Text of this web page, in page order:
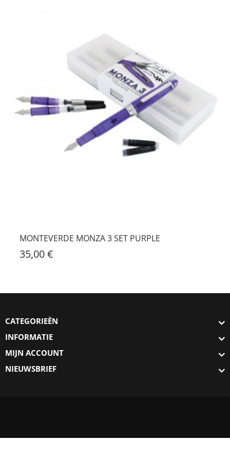
MONTEVERDE MONZA 3 SET PURPLE
35,00 €
CATEGORIEËN
INFORMATIE
MIJN ACCOUNT
NIEUWSBRIEF